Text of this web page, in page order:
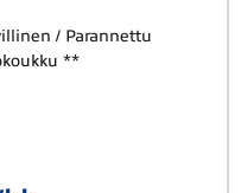
/ Parannettu
**